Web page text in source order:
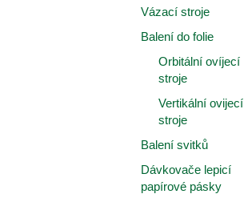
Vázací stroje
Balení do folie
Orbitální ovíjecí
stroje
Vertikální ovijecí
stroje
Balení svitků
Dávkovače lepicí
papírové pásky